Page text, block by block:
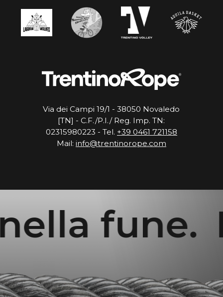
Via dei Campi 19/1 - 38050 Novaledo
[TN] - C.F./P.I./ Reg. Imp. TN:
02315980223 - Tel. +39 0461 721158
Mail: info@trentinorope.com
fune.